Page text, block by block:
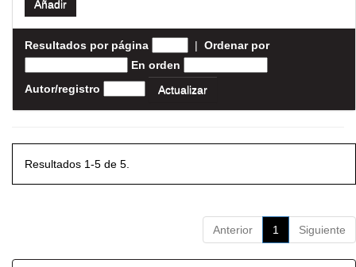
Resultados por página | Ordenar por
En orden
Autor/registro
Resultados 1-5 de 5.
Anterior 1 Siguiente